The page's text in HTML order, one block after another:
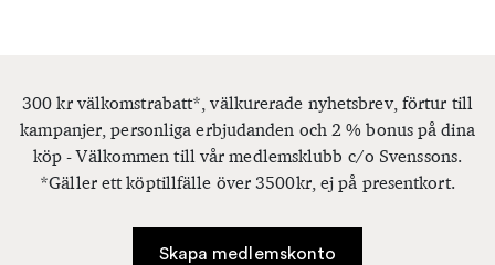
300 kr välkomstrabatt*, välkurerade nyhetsbrev, förtur till
kampanjer, personliga erbjudanden och 2 % bonus på dina
köp - Välkommen till vår medlemsklubb c/o Svenssons.
*Gäller ett köptillfälle över 3500kr, ej på presentkort.
Skapa medlemskonto